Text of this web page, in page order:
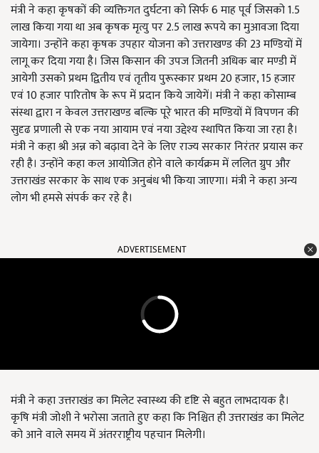
मंत्री ने कहा कृषकों की व्यक्तिगत दुर्घटना को सिर्फ 6 माह पूर्व जिसको 1.5
लाख किया गया था अब कृषक मृत्यु पर 2.5 लाख रूपये का मुआवजा दिया
जायेगा। उन्होंने कहा कृषक उपहार योजना को उत्तराखण्ड की 23 मण्डियों में
लागू कर दिया गया है। जिस किसान की उपज जितनी अधिक बार मण्डी में
आयेगी उसको प्रथम द्वितीय एवं तृतीय पुरूस्कार प्रथम 20 हजार, 15 हजार
एवं 10 हजार पारितोष के रूप में प्रदान किये जायेगें। मंत्री ने कहा कोसाम्ब
संस्था द्वारा न केवल उत्तराखण्ड बल्कि पूरे भारत की मण्डियों में विपणन की
सुदृढ प्रणाली से एक नया आयाम एवं नया उद्देश्य स्थापित किया जा रहा है।
मंत्री ने कहा श्री अन्न को बढ़ावा देने के लिए राज्य सरकार निरंतर प्रयास कर
रही है। उन्होंने कहा कल आयोजित होने वाले कार्यक्रम में ललित ग्रुप और
उत्तराखंड सरकार के साथ एक अनुबंध भी किया जाएगा। मंत्री ने कहा अन्य
लोग भी हमसे संपर्क कर रहे है।
ADVERTISEMENT
मंत्री ने कहा उत्तराखंड का मिलेट स्वास्थ्य की दृष्टि से बहुत लाभदायक है।
कृषि मंत्री जोशी ने भरोसा जताते हुए कहा कि निश्चित ही उत्तराखंड का मिलेट
को आने वाले समय में अंतरराष्ट्रीय पहचान मिलेगी।